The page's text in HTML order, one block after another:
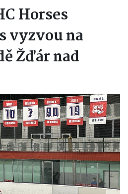
Horses
vyzvou na
Žďár nad